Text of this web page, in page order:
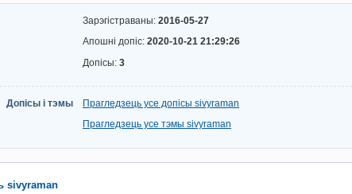
Зарэгістраваны: 2016-05-27
Апошні допіс: 2020-10-21 21:29:26
Допісы: 3
Допісы і тэмы
Прагледзець усе допісы sivyraman
Прагледзець усе тэмы sivyraman
sivyraman